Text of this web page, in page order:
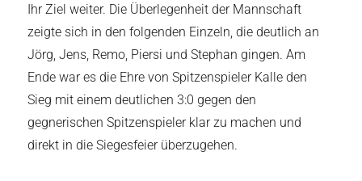
Ihr Ziel weiter. Die Überlegenheit der Mannschaft
zeigte sich in den folgenden Einzeln, die deutlich an
Jörg, Jens, Remo, Piersi und Stephan gingen. Am
Ende war es die Ehre von Spitzenspieler Kalle den
Sieg mit einem deutlichen 3:0 gegen den
gegnerischen Spitzenspieler klar zu machen und
direkt in die Siegesfeier überzugehen.